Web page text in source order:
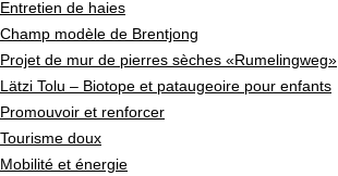
Entretien de haies
Champ modèle de Brentjong
Projet de mur de pierres sèches «Rumelingweg»
Lätzi Tolu – Biotope et pataugeoire pour enfants
Promouvoir et renforcer
Tourisme doux
Mobilité et énergie